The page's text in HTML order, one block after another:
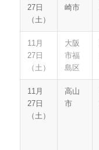
27日
（土）
崎市
11月
27日
（土）
大阪
市福
島区
11月
27日
（土）
高山
市